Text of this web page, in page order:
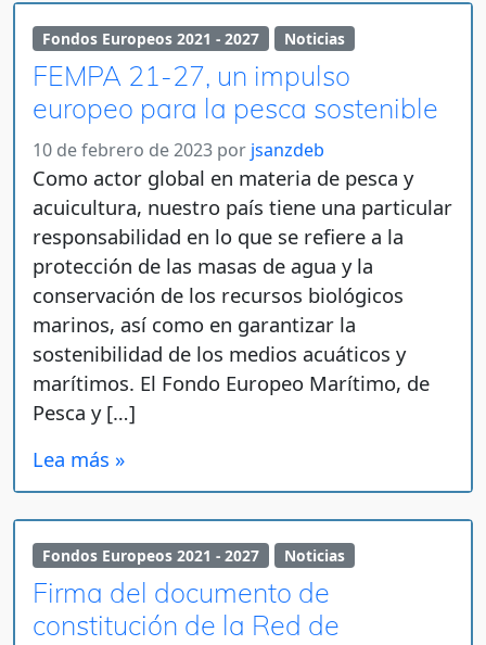
Fondos Europeos 2021 - 2027 Noticias
FEMPA 21-27, un impulso
europeo para la pesca sostenible
10 de febrero de 2023 por jsanzdeb
Como actor global en materia de pesca y
acuicultura, nuestro país tiene una particular
responsabilidad en lo que se refiere a la
protección de las masas de agua y la
conservación de los recursos biológicos
marinos, así como en garantizar la
sostenibilidad de los medios acuáticos y
marítimos. El Fondo Europeo Marítimo, de
Pesca y […]
Lea más »
Fondos Europeos 2021 - 2027 Noticias
Firma del documento de
constitución de la Red de